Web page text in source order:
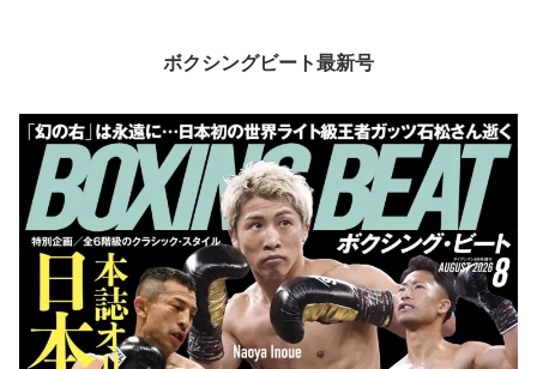
ボクシングビート最新号